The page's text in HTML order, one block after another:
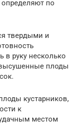
определяют по
твердыми и
в руку несколько
плоды
кустарников,
к
местом